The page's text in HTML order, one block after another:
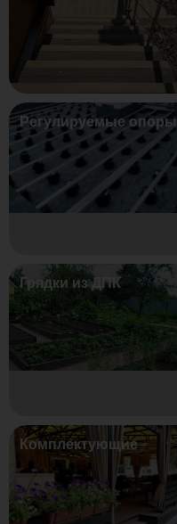
Регулируемые опоры
Грядки из ДПК
Комплектующие